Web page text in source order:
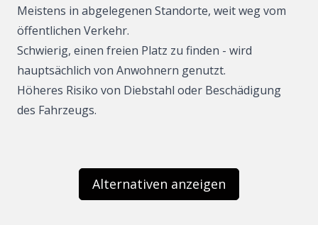
Meistens in abgelegenen Standorte, weit weg vom
öffentlichen Verkehr.
Schwierig, einen freien Platz zu finden - wird
hauptsächlich von Anwohnern genutzt.
Höheres Risiko von Diebstahl oder Beschädigung
des Fahrzeugs.
Alternativen anzeigen